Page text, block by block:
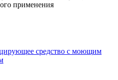
применения
средство с моющим